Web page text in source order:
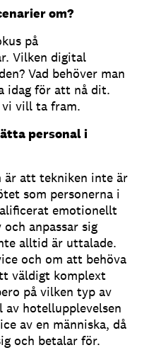
om?
på
Vilken digital
Vad behöver man
idag för att nå dit.
vi vill ta fram.
personal i
är att tekniken inte är
som personerna i
emotionellt
anpassar sig
alltid är uttalade.
och om att behöva
väldigt komplext
på vilken typ av
av hotellupplevelsen
av en människa, då
och betalar för.